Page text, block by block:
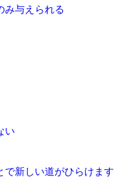
み与えられる
い
新しい道がひらけます